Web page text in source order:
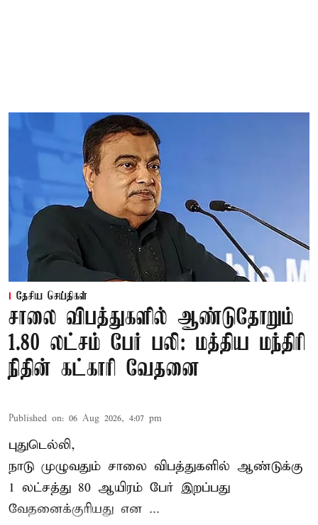
தேசிய செய்திகள்
சாலை விபத்துகளில் ஆண்டுதோறும்
1.80 லட்சம் பேர் பலி: மத்திய மந்திரி
நிதின் கட்காரி வேதனை
Published on: 06 Aug 2026, 4:07 pm
புதுடெல்லி,
நாடு முழுவதும் சாலை விபத்துகளில் ஆண்டுக்கு
1 லட்சத்து 80 ஆயிரம் பேர் இறப்பது
வேதனைக்குரியது என ...